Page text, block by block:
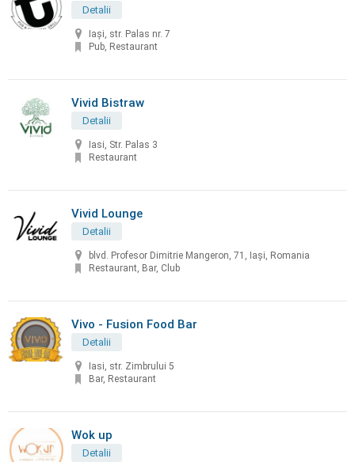
Detalii
Iași, str. Palas nr. 7
Pub, Restaurant
Vivid Bistraw
Detalii
Iasi, Str. Palas 3
Restaurant
Vivid Lounge
Detalii
blvd. Profesor Dimitrie Mangeron, 71, Iași, Romania
Restaurant, Bar, Club
Vivo - Fusion Food Bar
Detalii
Iasi, str. Zimbrului 5
Bar, Restaurant
Wok up
Detalii